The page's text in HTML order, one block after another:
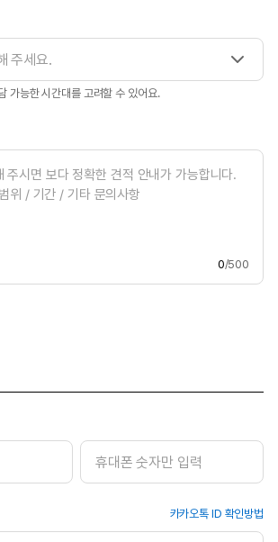
주세요.
가능한 시간대를 고려할 수 있어요.
0/500
카카오톡 ID 확인방법